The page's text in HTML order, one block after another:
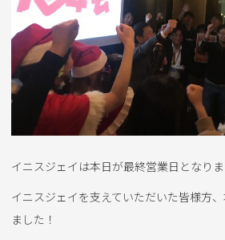
イニスジェイは本日が最終営業日となりま
イニスジェイを支えていただいた皆様方
ました！